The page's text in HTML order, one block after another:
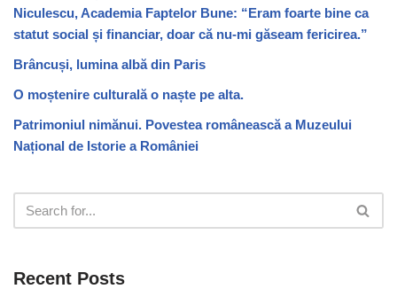
Niculescu, Academia Faptelor Bune: “Eram foarte bine ca
statut social și financiar, doar că nu-mi găseam fericirea.”
Brâncuși, lumina albă din Paris
O moștenire culturală o naște pe alta.
Patrimoniul nimănui. Povestea românească a Muzeului
Național de Istorie a României
Recent Posts